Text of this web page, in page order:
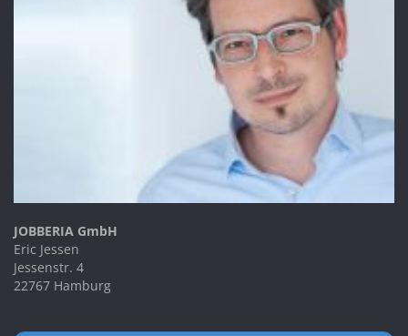
JOBBERIA GmbH
Eric Jessen
Jessenstr. 4
22767 Hamburg